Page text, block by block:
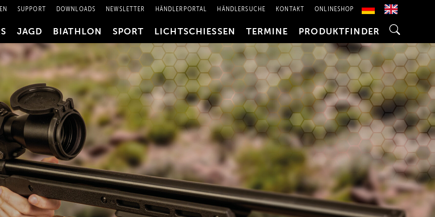
SUPPORT DOWNLOADS NEWSLETTER HÄNDLERPORTAL HÄNDLERSUCHE KONTAKT ONLINESHOP
JAGD BIATHLON SPORT LICHTSCHIESSEN TERMINE PRODUKTFINDER